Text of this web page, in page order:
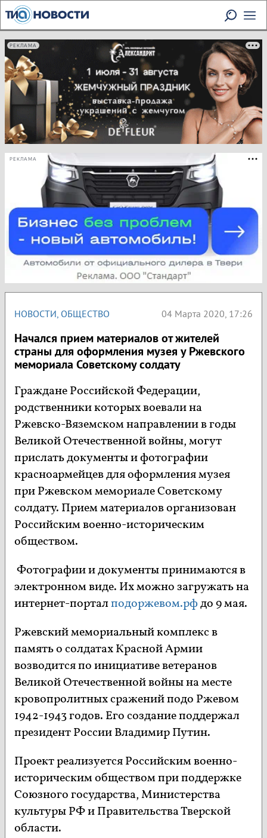
РЕКЛАМА
РЕКЛАМА
НОВОСТИ, ОБЩЕСТВО 04 Марта 2020, 17:26
Начался прием материалов от жителей
страны для оформления музея у Ржевского
мемориала Советскому солдату
Граждане Российской Федерации,
родственники которых воевали на
Ржевско-Вяземском направлении в годы
Великой Отечественной войны, могут
прислать документы и фотографии
красноармейцев для оформления музея
при Ржевском мемориале Советскому
солдату. Прием материалов организован
Российским военно-историческим
обществом.
Фотографии и документы принимаются в
электронном виде. Их можно загружать на
интернет-порталподоржевом.рфдо 9 мая.
Ржевский мемориальный комплекс в
память о солдатах Красной Армии
возводится по инициативе ветеранов
Великой Отечественной войны на месте
кровопролитных сражений подо Ржевом
1942-1943 годов. Его создание поддержал
президент России Владимир Путин.
Проект реализуется Российским военно-
историческим обществом при поддержке
Союзного государства, Министерства
культуры РФ и Правительства Тверской
области.